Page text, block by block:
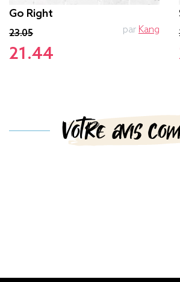
Go Right
23.05
21.44
par Kang
Votre avis